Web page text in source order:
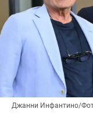
Джанни Инфантино/